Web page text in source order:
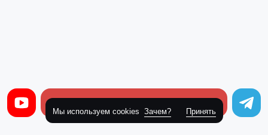
Мы используем cookies Зачем? Принять